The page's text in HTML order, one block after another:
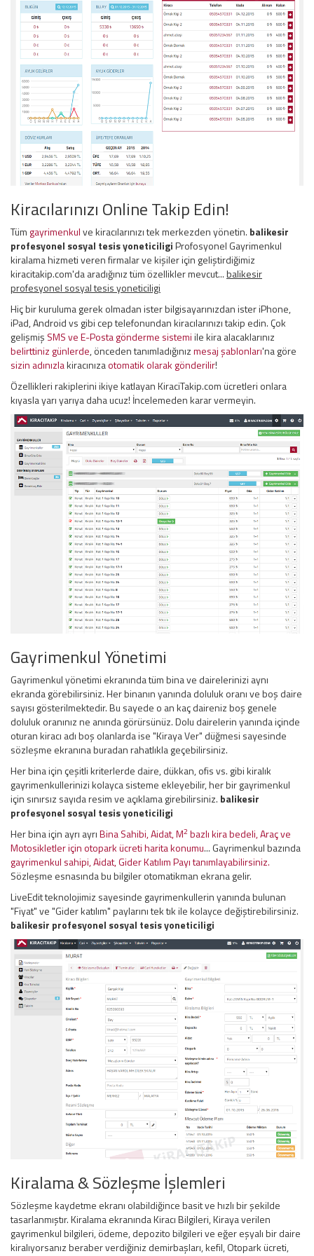
Kiracılarınızı Online Takip Edin!
Tüm gayrimenkulve kiracılarınızı tek merkezden yönetin. balikesir
profesyonel sosyal tesis yoneticiligiProfosyonel Gayrimenkul
kiralama hizmeti veren firmalar ve kişiler için geliştirdiğimiz
kiracitakip.com'da aradığınız tüm özellikler mevcut...balikesir
profesyonel sosyal tesis yoneticiligi
Hiç bir kuruluma gerek olmadan ister bilgisayarınızdan ister iPhone,
iPad, Android vs gibi cep telefonundan kiracılarınızı takip edin. Çok
gelişmiş SMS ve E-Posta gönderme sistemiile kira alacaklarınız
belirttiniz günlerde, önceden tanımladığınızmesaj şablonları'na göre
sizin adınızlakiracınızaotomatik olarak gönderilir!
Özellikleri rakiplerini ikiye katlayan KiraciTakip.com ücretleri onlara
kıyasla yarı yarıya daha ucuz! İncelemeden karar vermeyin.
Gayrimenkul Yönetimi
Gayrimenkul yönetimi ekranında tüm bina ve dairelerinizi aynı
ekranda görebilirsiniz. Her binanın yanında doluluk oranı ve boş daire
sayısı gösterilmektedir. Bu sayede o an kaç daireniz boş genele
doluluk oranınız ne anında görürsünüz. Dolu dairelerin yanında içinde
oturan kiracı adı boş olanlarda ise "Kiraya Ver" düğmesi sayesinde
sözleşme ekranına buradan rahatlıkla geçebilirsiniz.
Her bina için çeşitli kriterlerde daire, dükkan, ofis vs. gibi kiralık
gayrimenkullerinizi kolayca sisteme ekleyebilir, her bir gayrimenkul
için sınırsız sayıda resim ve açıklama girebilirsiniz. balikesir
profesyonel sosyal tesis yoneticiligi
Her bina için ayrı ayrıBina Sahibi, Aidat, M2 bazlı kira bedeli, Araç ve
Motosikletler için otopark ücreti harita konumu... Gayrimenkul bazında
gayrimenkul sahipi, Aidat, Gider Katılım Payı tanımlayabilirsiniz.
Sözleşme esnasında bu bilgiler otomatikman ekrana gelir.
LiveEdit teknolojimiz sayesinde gayrimenkullerin yanında bulunan
"Fiyat" ve "Gider katılım" paylarını tek tık ile kolayce değiştirebilirsiniz.
balikesir profesyonel sosyal tesis yoneticiligi
Kiralama & Sözleşme İşlemleri
Sözleşme kaydetme ekranı olabildiğince basit ve hızlı bir şekilde
tasarlanmıştır. Kiralama ekranında Kiracı Bilgileri, Kiraya verilen
gayrimenkul bilgileri, ödeme, depozito bilgileri ve eğer eşyalı bir daire
kiralıyorsanız beraber verdiğiniz demirbaşları, kefil, Otopark ücreti,